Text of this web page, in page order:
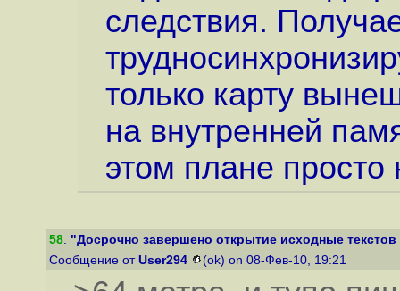
следствия.
только карту
на внутренней
этом плане просто
58. "Досрочно завершено открытие исходные
Сообщение от User294 (ok) on 08-Фев-10, 19:21